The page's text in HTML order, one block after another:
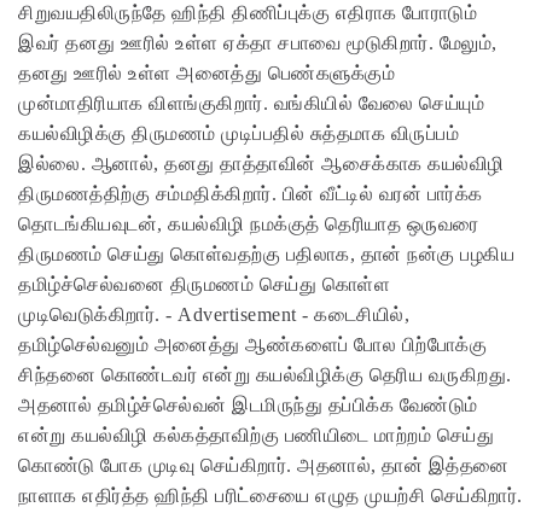
சிறுவயதிலிருந்தே ஹிந்தி திணிப்புக்கு எதிராக போராடும்
இவர் தனது ஊரில் உள்ள ஏக்தா சபாவை மூடுகிறார். மேலும்,
தனது ஊரில் உள்ள அனைத்து பெண்களுக்கும்
முன்மாதிரியாக விளங்குகிறார். வங்கியில் வேலை செய்யும்
கயல்விழிக்கு திருமணம் முடிப்பதில் சுத்தமாக விருப்பம்
இல்லை. ஆனால், தனது தாத்தாவின் ஆசைக்காக கயல்விழி
திருமணத்திற்கு சம்மதிக்கிறார். பின் வீட்டில் வரன் பார்க்க
தொடங்கியவுடன், கயல்விழி நமக்குத் தெரியாத ஒருவரை
திருமணம் செய்து கொள்வதற்கு பதிலாக, தான் நன்கு பழகிய
தமிழ்ச்செல்வனை திருமணம் செய்து கொள்ள
முடிவெடுக்கிறார். - Advertisement - கடைசியில்,
தமிழ்செல்வனும் அனைத்து ஆண்களைப் போல பிற்போக்கு
சிந்தனை கொண்டவர் என்று கயல்விழிக்கு தெரிய வருகிறது.
அதனால் தமிழ்ச்செல்வன் இடமிருந்து தப்பிக்க வேண்டும்
என்று கயல்விழி கல்கத்தாவிற்கு பணியிடை மாற்றம் செய்து
கொண்டு போக முடிவு செய்கிறார். அதனால், தான் இத்தனை
நாளாக எதிர்த்த ஹிந்தி பரிட்சையை எழுத முயற்சி செய்கிறார்.